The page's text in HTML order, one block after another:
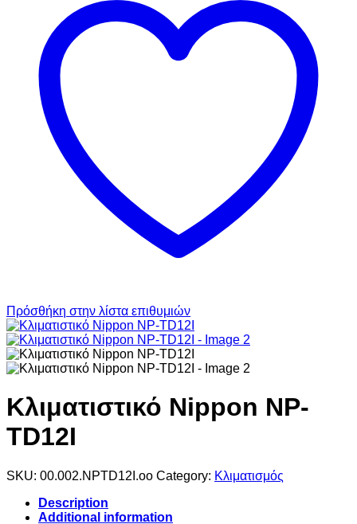
Πρόσθήκη στην λίστα επιθυμιών
Κλιματιστικό Nippon NP-
TD12I
SKU: 00.002.NPTD12I.oo Category: Κλιματισμός
Description
Additional information